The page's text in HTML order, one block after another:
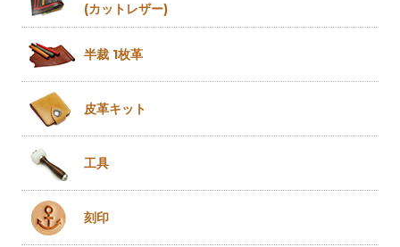
(カットレザー)
半裁 1枚革
皮革キット
工具
刻印